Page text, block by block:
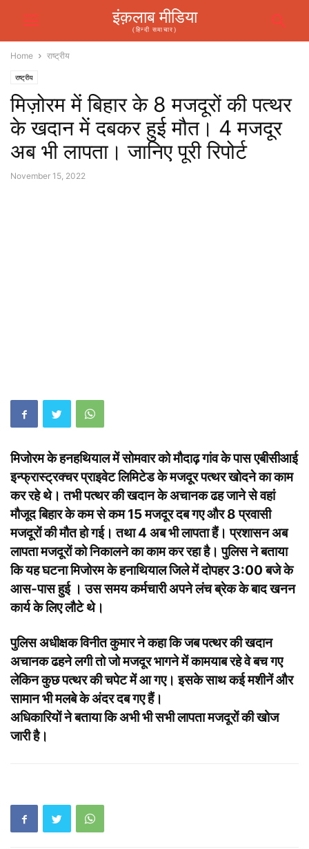
इंक़लाब मीडिया
(हिन्दी समाचार)
Home राष्ट्रीय
राष्ट्रीय
मिज़ोरम में बिहार के 8 मजदूरों की पत्थर
के खदान में दबकर हुई मौत। 4 मजदूर
अब भी लापता। जानिए पूरी रिपोर्ट
November 15, 2022
मिजोरम के हनहथियाल में सोमवार को मौदाढ़ गांव के पास एबीसीआई
इन्फ्रास्ट्रक्चर प्राइवेट लिमिटेड के मजदूर पत्थर खोदने का काम
कर रहे थे। तभी पत्‍थर की खदान के अचानक ढह जाने से वहां
मौजूद बिहार के कम से कम 15 मजदूर दब गए और 8 प्रवासी
मजदूरों की मौत हो गई। तथा 4 अब भी लापता हैं। प्रशासन अब
लापता मजदूरों को निकालने का काम कर रहा है। पुलिस ने बताया
कि यह घटना मिजोरम के हनाथियाल जिले में दोपहर 3:00 बजे के
आस-पास हुई । उस समय कर्मचारी अपने लंच ब्रेक के बाद खनन
कार्य के लिए लौटे थे।
पुलिस अधीक्षक विनीत कुमार ने कहा कि जब पत्‍थर की खदान
अचानक ढहने लगी तो जो मजदूर भागने में कामयाब रहे वे बच गए
लेकिन कुछ पत्थर की चपेट में आ गए। इसके साथ कई मशीनें और
सामान भी मलबे के अंदर दब गए हैं।
अधिकारियों ने बताया कि अभी भी सभी लापता मजदूरों की खोज
जारी है।